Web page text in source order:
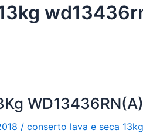
WD13436RN(A)
/ conserto lava e seca